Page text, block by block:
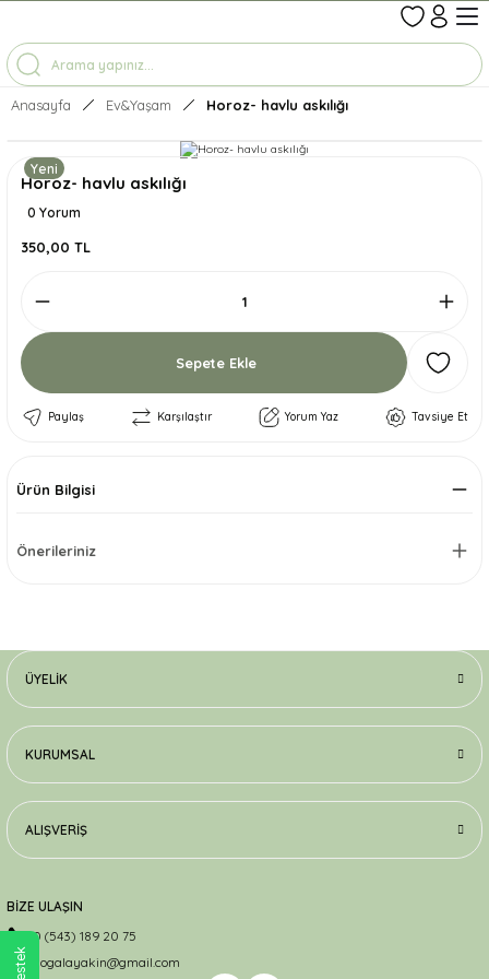
Anasayfa Ev&Yaşam Horoz- havlu askılığı
Yeni
Horoz- havlu askılığı
0 Yorum
350,00 TL
Sepete Ekle
Paylaş Karşılaştır Yorum Yaz Tavsiye Et
Ürün Bilgisi
Önerileriniz
ÜYELIK
KURUMSAL
ALIŞVERIŞ
BİZE ULAŞIN
0 (543) 189 20 75
dogalayakin@gmail.com